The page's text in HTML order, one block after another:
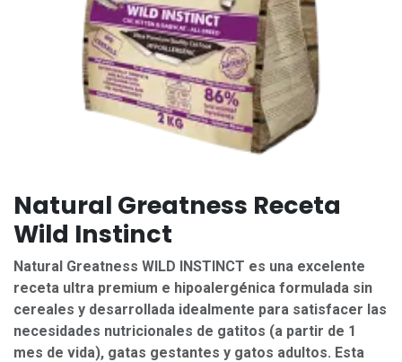
Natural Greatness Receta
Wild Instinct
Natural Greatness WILD INSTINCT es una excelente
receta ultra premium e hipoalergénica formulada sin
cereales y desarrollada idealmente para satisfacer las
necesidades nutricionales de gatitos (a partir de 1
mes de vida), gatas gestantes y gatos adultos. Esta